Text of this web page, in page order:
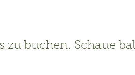
zu buchen. Schaue